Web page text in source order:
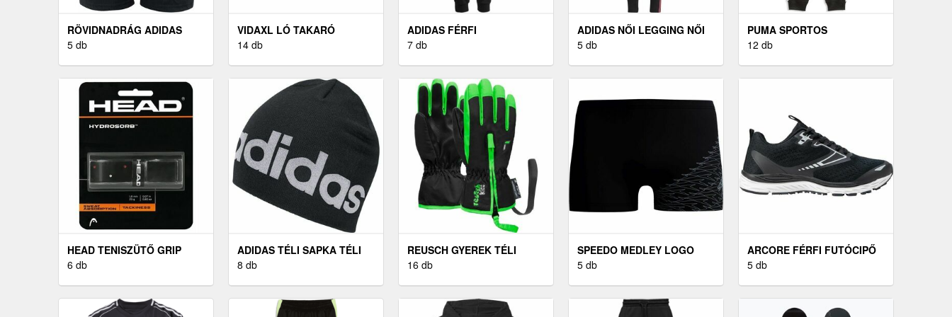
RÖVIDNADRÁG ADIDAS
TIRO25 C M SHOY
5 db
VIDAXL LÓ TAKARÓ
FEKETE 165 CM
14 db
ADIDAS FÉRFI
MELEGÍTŐNADRÁG FÉRFI
7 db
ADIDAS NŐI LEGGING NŐI
LEGGING, FEKETE
5 db
PUMA SPORTOS
MELEGÍTŐNADRÁG
12 db
HEAD TENISZÜTŐ GRIP
TENISZÜTŐ GRIP, FEKETE
6 db
ADIDAS TÉLI SAPKA TÉLI
SAPKA, FEKETE
8 db
REUSCH GYEREK TÉLI
KESZTYŰ GYEREK TÉLI
16 db
SPEEDO MEDLEY LOGO
FÉRFI ÚSZÓNADRÁG,
5 db
ARCORE FÉRFI FUTÓCIPŐ
FÉRFI FUTÓCIPŐ, FEKETE
5 db